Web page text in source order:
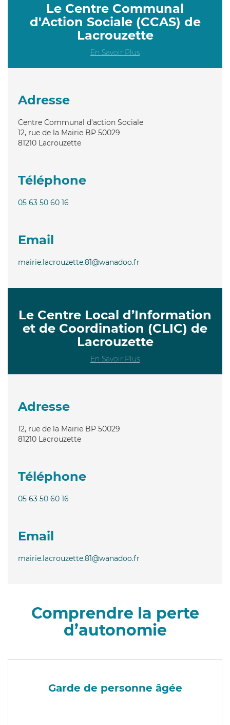
Le Centre Communal
d'Action Sociale (CCAS) de
Lacrouzette
En Savoir Plus
Adresse
Centre Communal d'action Sociale
12, rue de la Mairie BP 50029
81210 Lacrouzette
Téléphone
05 63 50 60 16
Email
mairie.lacrouzette.81@wanadoo.fr
Le Centre Local d’Information
et de Coordination (CLIC) de
Lacrouzette
En Savoir Plus
Adresse
12, rue de la Mairie BP 50029
81210 Lacrouzette
Téléphone
05 63 50 60 16
Email
mairie.lacrouzette.81@wanadoo.fr
Comprendre la perte
d’autonomie
Garde de personne âgée